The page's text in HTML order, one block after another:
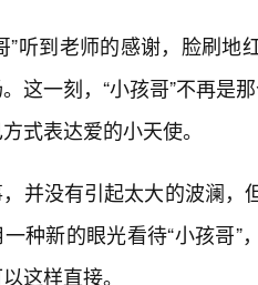
”听到老师的感谢，脸刷
这一刻，“小孩哥”不再是
式表达爱的小天使。
并没有引起太大的波澜，
种新的眼光看待“小孩哥
这样直接。